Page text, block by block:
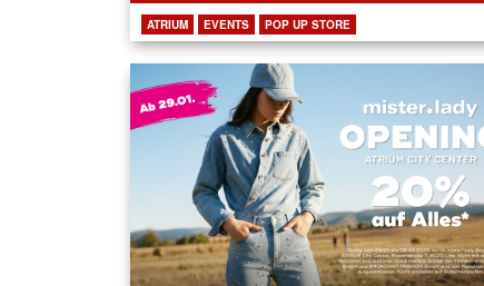
ATRIUM EVENTS POP UP STORE